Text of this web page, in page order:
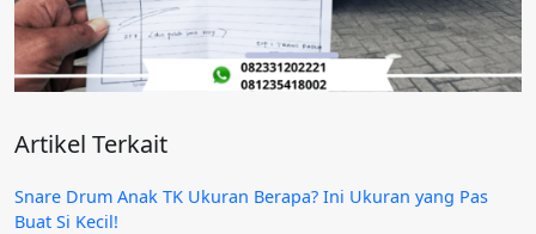
Artikel Terkait
Snare Drum Anak TK Ukuran Berapa? Ini Ukuran yang Pas
Buat Si Kecil!